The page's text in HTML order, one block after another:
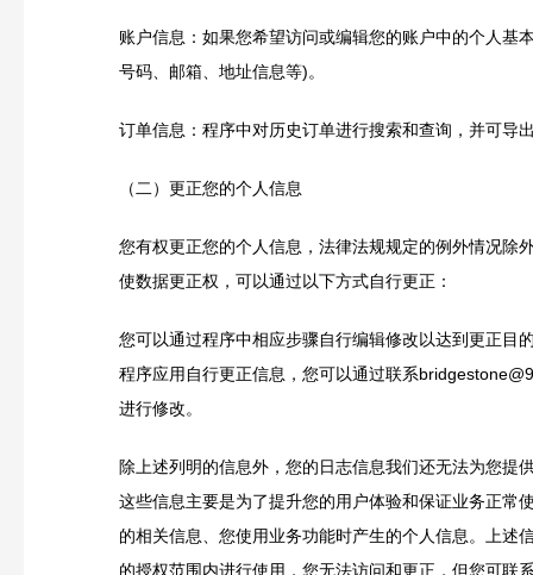
账户信息：如果您希望访问或编辑您的账户中的个人基
号码、邮箱、地址信息等)。
订单信息：程序中对历史订单进行搜索和查询，并可导
（二）更正您的个人信息
您有权更正您的个人信息，法律法规规定的例外情况除
使数据更正权，可以通过以下方式自行更正：
您可以通过程序中相应步骤自行编辑修改以达到更正目
程序应用自行更正信息，您可以通过联系
进行修改。
除上述列明的信息外，您的日志信息我们还无法为您提
这些信息主要是为了提升您的用户体验和保证业务正常
的相关信息、您使用业务功能时产生的个人信息。上述
的授权范围内进行使用，您无法访问和更正，但您可联